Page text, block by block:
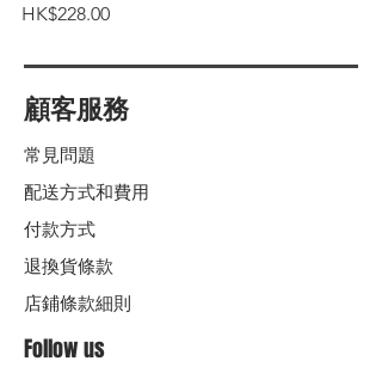
價格
HK$228.00
顧客服務
常見問題
配送方式和費用
付款方式
退換貨條款
店鋪條款細則
Follow us